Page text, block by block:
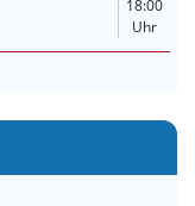
18:00
Uhr